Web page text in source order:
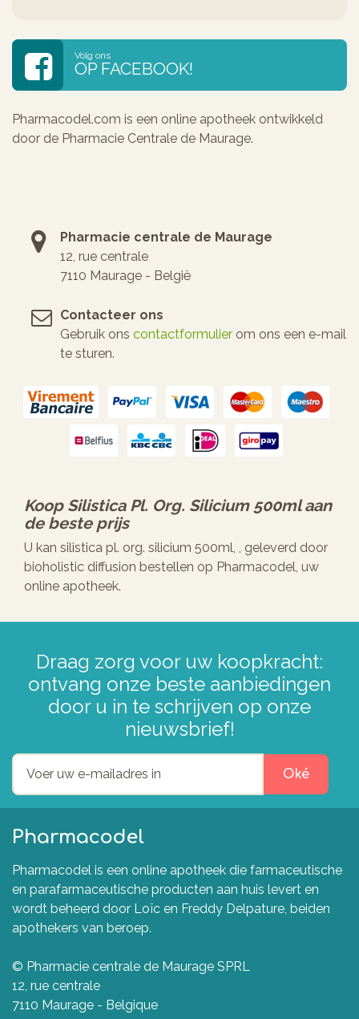
Volg ons
OP FACEBOOK!
Pharmacodel.com is een online apotheek ontwikkeld
door de Pharmacie Centrale de Maurage.
Pharmacie centrale de Maurage
12, rue centrale
7110 Maurage - België
Contacteer ons
Gebruik ons contactformulier om ons een e-mail
te sturen.
Koop Silistica Pl. Org. Silicium 500mlaan
de beste prijs
U kan silistica pl. org. silicium 500ml, , geleverd door
bioholistic diffusion bestellen op Pharmacodel, uw
online apotheek.
Draag zorg voor uw koopkracht:
ontvang onze beste aanbiedingen
door u in te schrijven op onze
nieuwsbrief!
Oké
Pharmacodel
Pharmacodel is een online apotheek die farmaceutische
en parafarmaceutische producten aan huis levert en
wordt beheerd door Loïc en Freddy Delpature, beiden
apothekers van beroep.
© Pharmacie centrale de Maurage SPRL
12, rue centrale
7110 Maurage - Belgique